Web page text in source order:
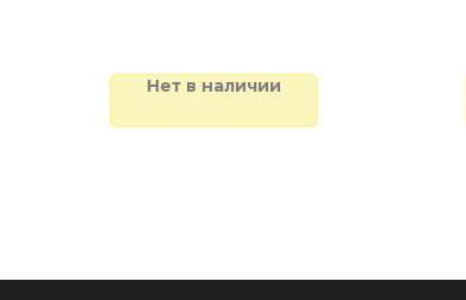
Нет в наличии